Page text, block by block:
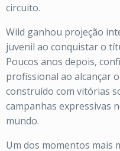
circuito.
Wild ganhou projeção
juvenil ao conquistar o
Poucos anos depois,
profissional ao alcançar
construído com vitórias
campanhas expressivas
mundo.
Um dos momentos mais